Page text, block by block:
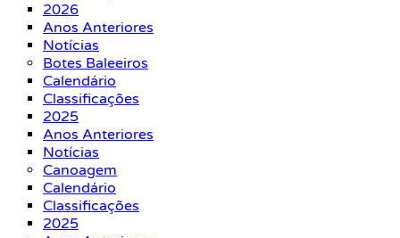
2026
Anos Anteriores
Notícias
Botes Baleeiros
Calendário
Classificações
2025
Anos Anteriores
Notícias
Canoagem
Calendário
Classificações
2025